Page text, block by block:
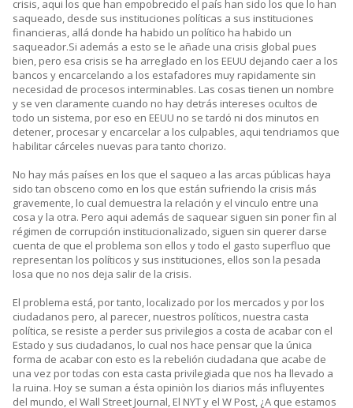
crisis, aqui los que han empobrecido el país han sido los que lo han
saqueado, desde sus instituciones políticas a sus instituciones
financieras, allá donde ha habido un político ha habido un
saqueador.Si además a esto se le añade una crisis global pues
bien, pero esa crisis se ha arreglado en los EEUU dejando caer a los
bancos y encarcelando a los estafadores muy rapidamente sin
necesidad de procesos interminables. Las cosas tienen un nombre
y se ven claramente cuando no hay detrás intereses ocultos de
todo un sistema, por eso en EEUU no se tardó ni dos minutos en
detener, procesar y encarcelar a los culpables, aqui tendriamos que
habilitar cárceles nuevas para tanto chorizo.
No hay más países en los que el saqueo a las arcas públicas haya
sido tan obsceno como en los que están sufriendo la crisis más
gravemente, lo cual demuestra la relación y el vinculo entre una
cosa y la otra. Pero aqui además de saquear siguen sin poner fin al
régimen de corrupción institucionalizado, siguen sin querer darse
cuenta de que el problema son ellos y todo el gasto superfluo que
representan los políticos y sus instituciones, ellos son la pesada
losa que no nos deja salir de la crisis.
El problema está, por tanto, localizado por los mercados y por los
ciudadanos pero, al parecer, nuestros políticos, nuestra casta
política, se resiste a perder sus privilegios a costa de acabar con el
Estado y sus ciudadanos, lo cual nos hace pensar que la única
forma de acabar con esto es la rebelión ciudadana que acabe de
una vez por todas con esta casta privilegiada que nos ha llevado a
la ruina. Hoy se suman a ésta opiniòn los diarios más influyentes
del mundo, el Wall Street Journal, El NYT y el W Post, ¿A que estamos